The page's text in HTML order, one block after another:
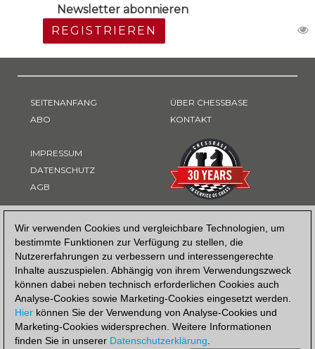
Wir verwenden Cookies und vergleichbare Technologien, um
bestimmte Funktionen zur Verfügung zu stellen, die
Nutzererfahrungen zu verbessern und interessengerechte
Inhalte auszuspielen. Abhängig von ihrem Verwendungszweck
können dabei neben technisch erforderlichen Cookies auch
Analyse-Cookies sowie Marketing-Cookies eingesetzt werden.
Hier können Sie der Verwendung von Analyse-Cookies und
Marketing-Cookies widersprechen. Weitere Informationen
finden Sie in unserer Datenschutzerklärung.
Newsletter abonnieren
REGISTRIEREN
SEITENANFANG
ABO
IMPRESSUM
DATENSCHUTZ
AGB
ÜBER CHESSBASE
KONTAKT
ZAHLUNGSART